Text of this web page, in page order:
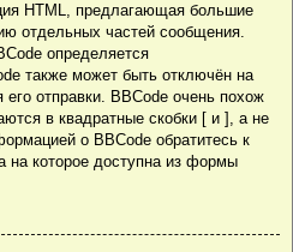
HTML, предлагающая большие
отдельных частей сообщения.
определяется
также может быть отключён на
отправки. BBCode очень похож
в квадратные скобки [ и ], а не
о BBCode обратитесь к
на которое доступна из формы